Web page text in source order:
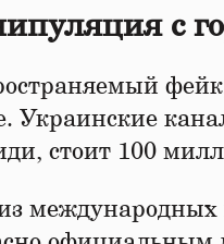
с
Украинские
стоит 100
международных